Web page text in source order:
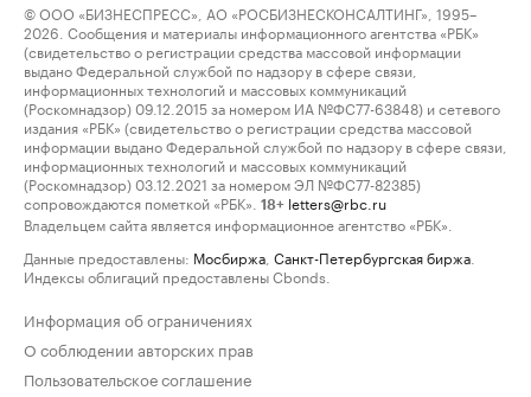
© ООО «БИЗНЕСПРЕСС», АО «РОСБИЗНЕСКОНСАЛТИНГ», 1995–
2026. Сообщения и материалы информационного агентства «РБК»
(свидетельство о регистрации средства массовой информации
выдано Федеральной службой по надзору в сфере связи,
информационных технологий и массовых коммуникаций
(Роскомнадзор) 09.12.2015 за номером ИА №ФС77-63848) и сетевого
издания «РБК» (свидетельство о регистрации средства массовой
информации выдано Федеральной службой по надзору в сфере связи,
информационных технологий и массовых коммуникаций
(Роскомнадзор) 03.12.2021 за номером ЭЛ №ФС77-82385)
сопровождаются пометкой «РБК».
18+ letters@rbc.ru
Владельцем сайта является информационное агентство «РБК».
Данные предоставлены: Мосбиржа Санкт-Петербургская биржа
Индексы облигаций предоставлены Cbonds.
Информация об ограничениях
О соблюдении авторских прав
Пользовательское соглашение